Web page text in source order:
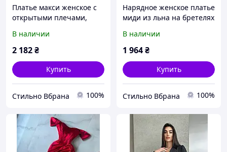
Платье макси женское с
открытыми плечами,
принт, летняя нарядная
на коктейльная42, 44, 46,
В наличии
2 182₴
Купить
Стильно Вбрана 100%
Нарядное женское платье
миди из льна на бретелях
молочное, розовое, 42,
44, 46, 48
В наличии
1 964₴
Купить
Стильно Вбрана 100%